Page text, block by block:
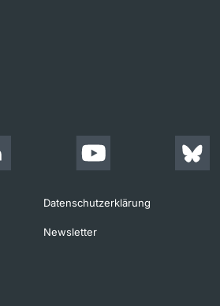
Datenschutzerklärung
Newsletter